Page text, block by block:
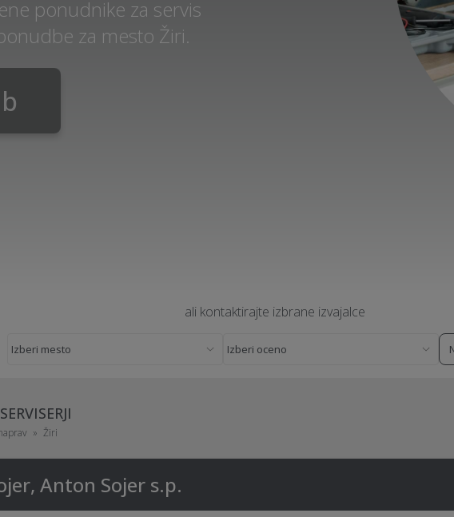
ponudnike za servis
za mesto Žiri.
ali kontaktirajte izbrane izvajalce
Žiri
Anton Sojer s.p.